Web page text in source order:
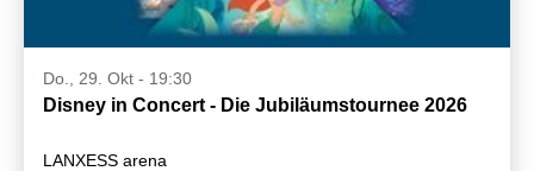
Do., 29. Okt - 19:30
Disney in Concert - Die Jubiläumstournee 2026
LANXESS arena